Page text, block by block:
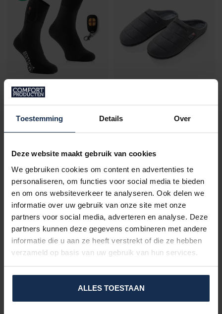
Toestemming Details Over
Deze website maakt gebruik van cookies
We gebruiken cookies om content en advertenties te
personaliseren, om functies voor social media te bieden
en om ons websiteverkeer te analyseren. Ook delen we
informatie over uw gebruik van onze site met onze
partners voor social media, adverteren en analyse. Deze
partners kunnen deze gegevens combineren met andere
informatie die u aan ze heeft verstrekt of die ze hebben
verzameld op basis van uw gebruik van hun services.
ALLES TOESTAAN
CHAUFFANTES "HIKING
€149,95 €129,95
CHAUFFANTS - ÉDITION
€139,95
BERTSCHAT® BERTSCHAT®